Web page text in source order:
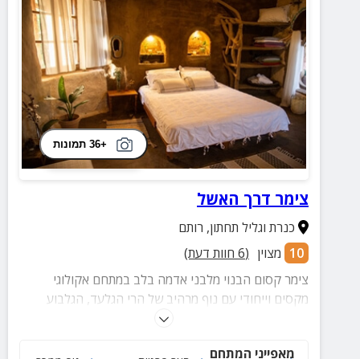
+36 תמונות
צימר דרך האשל
כנרת וגליל תחתון, רותם
10 מצוין (
6 חוות דעת)
צימר קסום הבנוי מלבני אדמה בלב במתחם אקולוגי
מקסים וייחודי עם נוף מרהיב של הרי הגלעד, הגלבוע
מאפייני המתחם